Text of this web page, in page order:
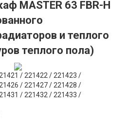
MASTER 63 FBR-H
и теплого
теплого пола)
/ 221422 / 221423 /
/ 221427 / 221428 /
/ 221432 / 221433 /